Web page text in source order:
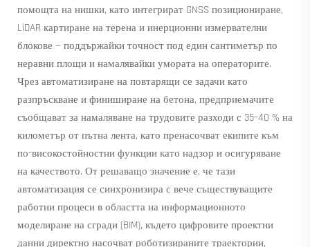
помощта на нишки, като интегрират GNSS позициониране,
LiDAR картиране на терена и инерционни измервателни
блокове — поддържайки точност под един сантиметър по
неравни площи и намалявайки умората на операторите.
Чрез автоматизиране на повтарящи се задачи като
разпръскване и финиширане на бетона, предприемачите
съобщават за намаляване на трудовите разходи с 35–40 % на
километър от пътна лента, като пренасочват екипите към
по-високостойностни функции като надзор и осигуряване
на качеството. От решаващо значение е, че тази
автоматизация се синхронизира с вече съществуващите
работни процеси в областта на информационното
моделиране на сгради (BIM), където цифровите проектни
данни директно насочват роботизираните траектории,